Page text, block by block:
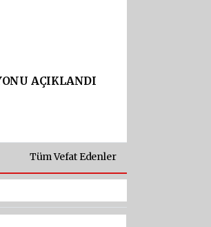
AÇIKLANDI
Tüm Vefat Edenler